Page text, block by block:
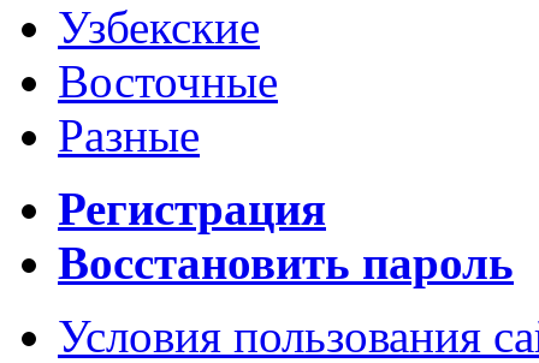
Узбекские
Восточные
Разные
Регистрация
Восстановить пароль
Условия пользования